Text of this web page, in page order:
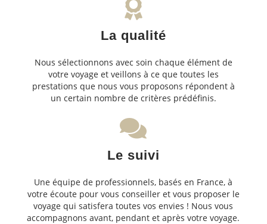
La qualité
Nous sélectionnons avec soin chaque élément de
votre voyage et veillons à ce que toutes les
prestations que nous vous proposons répondent à
un certain nombre de critères prédéfinis.
Le suivi
Une équipe de professionnels, basés en France, à
votre écoute pour vous conseiller et vous proposer le
voyage qui satisfera toutes vos envies ! Nous vous
accompagnons avant, pendant et après votre voyage.